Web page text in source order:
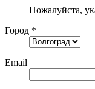
Пожалуйста,
Город *
Email